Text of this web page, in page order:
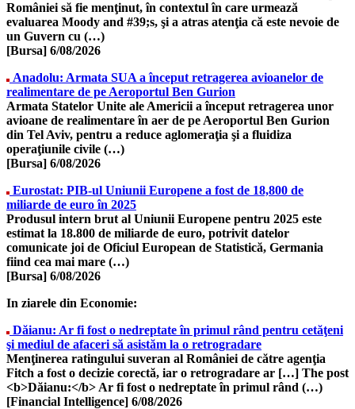
României să fie menţinut, în contextul în care urmează
evaluarea Moody and #39;s, şi a atras atenţia că este nevoie de
un Guvern cu (…)
[Bursa] 6/08/2026
Anadolu: Armata SUA a început retragerea avioanelor de
realimentare de pe Aeroportul Ben Gurion
Armata Statelor Unite ale Americii a început retragerea unor
avioane de realimentare în aer de pe Aeroportul Ben Gurion
din Tel Aviv, pentru a reduce aglomeraţia şi a fluidiza
operaţiunile civile (…)
[Bursa] 6/08/2026
Eurostat: PIB-ul Uniunii Europene a fost de 18,800 de
miliarde de euro în 2025
Produsul intern brut al Uniunii Europene pentru 2025 este
estimat la 18.800 de miliarde de euro, potrivit datelor
comunicate joi de Oficiul European de Statistică, Germania
fiind cea mai mare (…)
[Bursa] 6/08/2026
In ziarele din Economie:
Dăianu: Ar fi fost o nedreptate în primul rând pentru cetăţeni
şi mediul de afaceri să asistăm la o retrogradare
Menţinerea ratingului suveran al României de către agenţia
Fitch a fost o decizie corectă, iar o retrogradare ar […] The post
<b>Dăianu:</b> Ar fi fost o nedreptate în primul rând (…)
[Financial Intelligence] 6/08/2026